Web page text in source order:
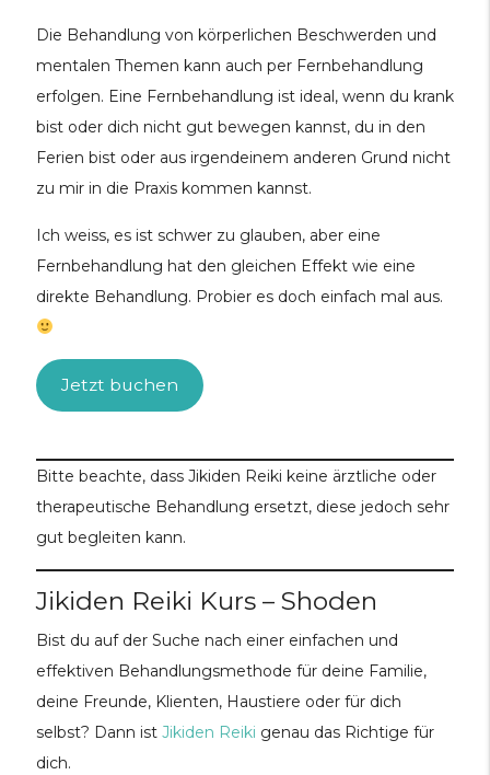
Die Behandlung von körperlichen Beschwerden und
mentalen Themen kann auch per Fernbehandlung
erfolgen. Eine Fernbehandlung ist ideal, wenn du krank
bist oder dich nicht gut bewegen kannst, du in den
Ferien bist oder aus irgendeinem anderen Grund nicht
zu mir in die Praxis kommen kannst.
Ich weiss, es ist schwer zu glauben, aber eine
Fernbehandlung hat den gleichen Effekt wie eine
direkte Behandlung. Probier es doch einfach mal aus.
Jetzt buchen
Bitte beachte, dass Jikiden Reiki keine ärztliche oder
therapeutische Behandlung ersetzt, diese jedoch sehr
gut begleiten kann.
Jikiden Reiki Kurs – Shoden
Bist du auf der Suche nach einer einfachen und
effektiven Behandlungsmethode für deine Familie,
deine Freunde, Klienten, Haustiere oder für dich
selbst? Dann ist Jikiden Reiki genau das Richtige für
dich.